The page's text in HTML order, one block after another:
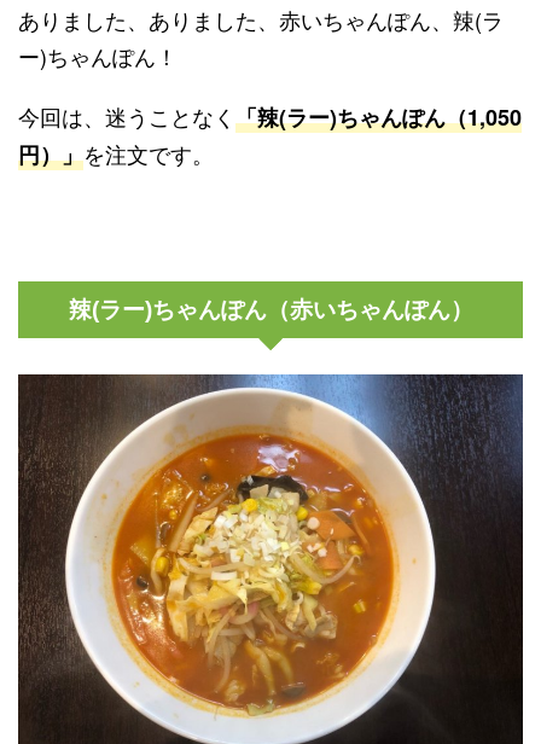
ありました、ありました、赤いちゃんぽん、辣(ラ
ー)ちゃんぽん！
今回は、迷うことなく 「辣(ラー)ちゃんぽん（1,050
円）」を注文です。
辣(ラー)ちゃんぽん（赤いちゃんぽん）